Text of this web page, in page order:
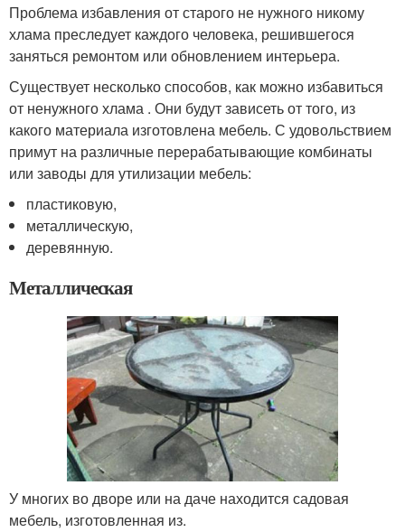
Проблема избавления от старого не нужного никому
хлама преследует каждого человека, решившегося
заняться ремонтом или обновлением интерьера.
Существует несколько способов, как можно избавиться
от ненужного хлама . Они будут зависеть от того, из
какого материала изготовлена мебель. С удовольствием
примут на различные перерабатывающие комбинаты
или заводы для утилизации мебель:
пластиковую,
металлическую,
деревянную.
Металлическая
У многих во дворе или на даче находится садовая
мебель, изготовленная из.